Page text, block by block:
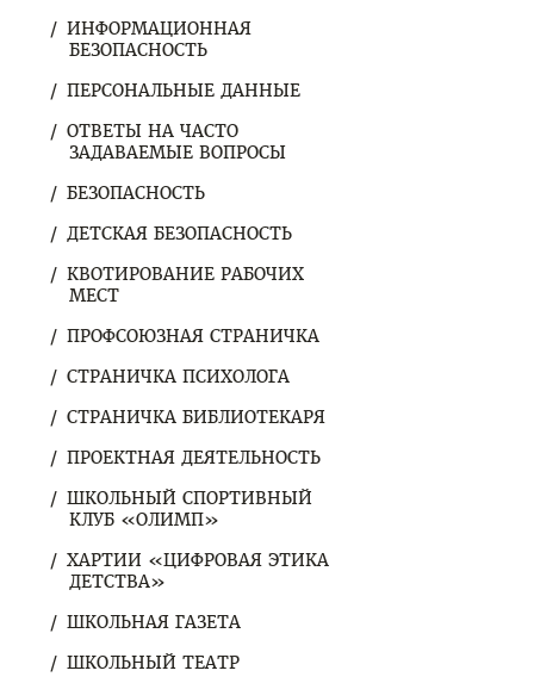
ИНФОРМАЦИОННАЯ
БЕЗОПАСНОСТЬ
ПЕРСОНАЛЬНЫЕ ДАННЫЕ
ОТВЕТЫ НА ЧАСТО
ЗАДАВАЕМЫЕ ВОПРОСЫ
БЕЗОПАСНОСТЬ
ДЕТСКАЯ БЕЗОПАСНОСТЬ
КВОТИРОВАНИЕ РАБОЧИХ
МЕСТ
ПРОФСОЮЗНАЯ СТРАНИЧКА
СТРАНИЧКА ПСИХОЛОГА
СТРАНИЧКА БИБЛИОТЕКАРЯ
ПРОЕКТНАЯ ДЕЯТЕЛЬНОСТЬ
ШКОЛЬНЫЙ СПОРТИВНЫЙ
КЛУБ «ОЛИМП»
ХАРТИИ «ЦИФРОВАЯ ЭТИКА
ДЕТСТВА»
ШКОЛЬНАЯ ГАЗЕТА
ШКОЛЬНЫЙ ТЕАТР